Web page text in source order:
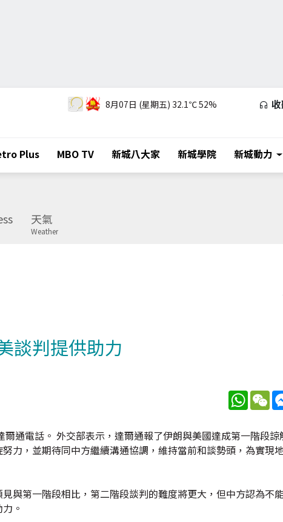
8月07日 (星期五) 32.1℃52%
Plus MBO TV 新城八大家 新城學院 新城動力
天氣
Weather
談判提供助力
通電話。 外交部表示，達爾通報了伊朗與美國達成第一階段諒
力，並期待同中方繼續溝通協調，維持當前和談勢頭，為實現
與第一階段相比，第二階段談判的難度將更大，但中方認為不
。